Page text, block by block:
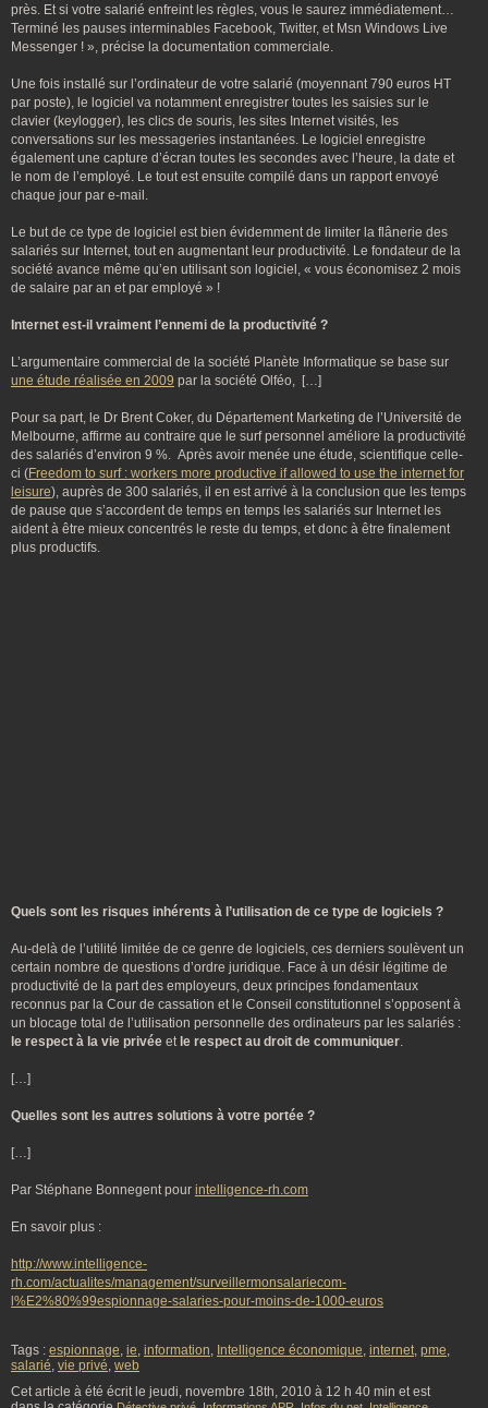
près. Et si votre salarié enfreint les règles, vous le saurez immédiatement…
Terminé les pauses interminables Facebook, Twitter, et Msn Windows Live
Messenger ! », précise la documentation commerciale.
Une fois installé sur l’ordinateur de votre salarié (moyennant 790 euros HT
par poste), le logiciel va notamment enregistrer toutes les saisies sur le
clavier (keylogger), les clics de souris, les sites Internet visités, les
conversations sur les messageries instantanées. Le logiciel enregistre
également une capture d’écran toutes les secondes avec l’heure, la date et
le nom de l’employé. Le tout est ensuite compilé dans un rapport envoyé
chaque jour par e-mail.
Le but de ce type de logiciel est bien évidemment de limiter la flânerie des
salariés sur Internet, tout en augmentant leur productivité. Le fondateur de la
société avance même qu’en utilisant son logiciel, « vous économisez 2 mois
de salaire par an et par employé » !
Internet est-il vraiment l’ennemi de la productivité ?
L’argumentaire commercial de la société Planète Informatique se base sur
une étude réalisée en 2009 par la société Olféo, […]
Pour sa part, le Dr Brent Coker, du Département Marketing de l’Université de
Melbourne, affirme au contraire que le surf personnel améliore la productivité
des salariés d’environ 9 %. Après avoir menée une étude, scientifique celle-
ci (Freedom to surf : workers more productive if allowed to use the internet for
leisure), auprès de 300 salariés, il en est arrivé à la conclusion que les temps
de pause que s’accordent de temps en temps les salariés sur Internet les
aident à être mieux concentrés le reste du temps, et donc à être finalement
plus productifs.
Quels sont les risques inhérents à l’utilisation de ce type de logiciels ?
Au-delà de l’utilité limitée de ce genre de logiciels, ces derniers soulèvent un
certain nombre de questions d’ordre juridique. Face à un désir légitime de
productivité de la part des employeurs, deux principes fondamentaux
reconnus par la Cour de cassation et le Conseil constitutionnel s’opposent à
un blocage total de l’utilisation personnelle des ordinateurs par les salariés :
le respect à la vie privée etle respect au droit de communiquer.
[…]
Quelles sont les autres solutions à votre portée ?
[…]
Par Stéphane Bonnegent pour intelligence-rh.com
En savoir plus :
http://www.intelligence-
rh.com/actualites/management/surveillermonsalariecom-
l%E2%80%99espionnage-salaries-pour-moins-de-1000-euros
Tags : espionnage, ie, information, Intelligence économique, internet, pme,
salarié, vie privé, web
Cet article à été écrit le jeudi, novembre 18th, 2010 à 12 h 40 min et est